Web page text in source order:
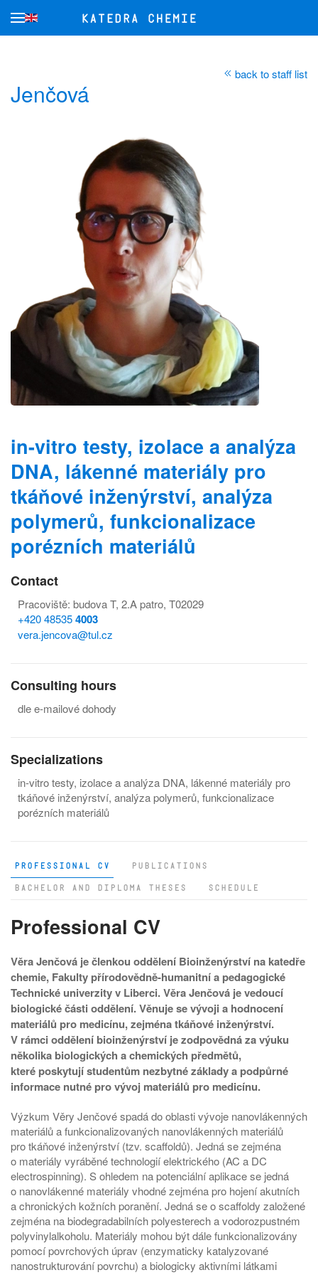
Skip to main content
back to staff list
Jenčová
in-vitro testy, izolace a analýza
DNA, lákenné materiály pro
tkáňové inženýrství, analýza
polymerů, funkcionalizace
porézních materiálů
Contact
Pracoviště: budova T, 2.A patro, T02029
+420 485354003
vera.jencova@tul.cz
Consulting hours
dle e-mailové dohody
Specializations
in-vitro testy, izolace a analýza DNA, lákenné materiály pro
tkáňové inženýrství, analýza polymerů, funkcionalizace
porézních materiálů
PROFESSIONAL CV PUBLICATIONS
BACHELOR AND DIPLOMA THESES SCHEDULE
Professional CV
Věra Jenčová je členkou oddělení Bioinženýrství na katedře
chemie, Fakulty přírodovědně-humanitní a pedagogické
Technické univerzity v Liberci. Věra Jenčová je vedoucí
biologické části oddělení. Věnuje se vývoji a hodnocení
materiálů pro medicínu, zejména tkáňové inženýrství.
V rámci oddělení bioinženýrství je zodpovědná za výuku
několika biologických a chemických předmětů,
které poskytují studentům nezbytné základy a podpůrné
informace nutné pro vývoj materiálů pro medicínu.
Výzkum Věry Jenčové spadá do oblasti vývoje nanovlákenných
materiálů a funkcionalizovaných nanovlákenných materiálů
pro tkáňové inženýrství (tzv. scaffoldů). Jedná se zejména
o materiály vyráběné technologií elektrického (AC a DC
electrospinning). S ohledem na potenciální aplikace se jedná
o nanovlákenné materiály vhodné zejména pro hojení akutních
a chronických kožních poranění. Jedná se o scaffoldy založené
zejména na biodegradabilních polyesterech a vodorozpustném
polyvinylalkoholu. Materiály mohou být dále funkcionalizovány
pomocí povrchových úprav (enzymaticky katalyzované
nanostrukturování povrchu) a biologicky aktivními látkami